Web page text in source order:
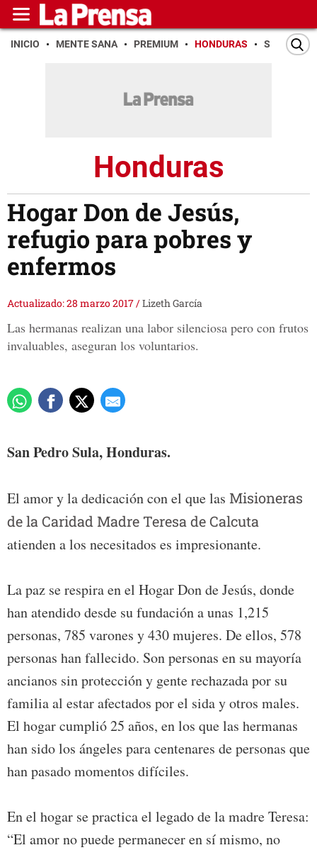
INICIO MENTE SANA PREMIUM HONDURAS SAN PEDRO
Honduras
Hogar Don de Jesús,
refugio para pobres y
enfermos
Actualizado: 28 marzo 2017/Lizeth García
Las hermanas realizan una labor silenciosa pero con frutos
invaluables, aseguran los voluntarios.
San Pedro Sula, Honduras.
El amor y la dedicación con el que las Misioneras
de la Caridad Madre Teresa de Calcuta
atienden a los necesitados es impresionante.
La paz se respira en el Hogar Don de Jesús, donde
han atendido desde su fundación a unas 1,215
personas, 785 varones y 430 mujeres. De ellos, 578
personas han fallecido. Son personas en su mayoría
ancianos sin protección y gente rechazada por su
familia al estar afectados por el sida y otros males.
El hogar cumplió 25 años, en los que las hermanas
han sido los ángeles para centenares de personas que
han pasado momentos difíciles.
En el hogar se practica el legado de la madre Teresa:
“El amor no puede permanecer en sí mismo, no